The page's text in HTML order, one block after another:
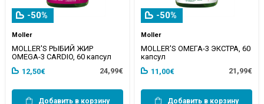
-50%
Moller
MOLLER'S РЫБИЙ ЖИР
OMEGA-3 CARDIO, 60 капсул
12,50€
24,99€
Добавить в корзину
-50%
Moller
MOLLER'S ОМЕГА-3 ЭКСТРА, 60
капсул
11,00€
21,99€
Добавить в корзину